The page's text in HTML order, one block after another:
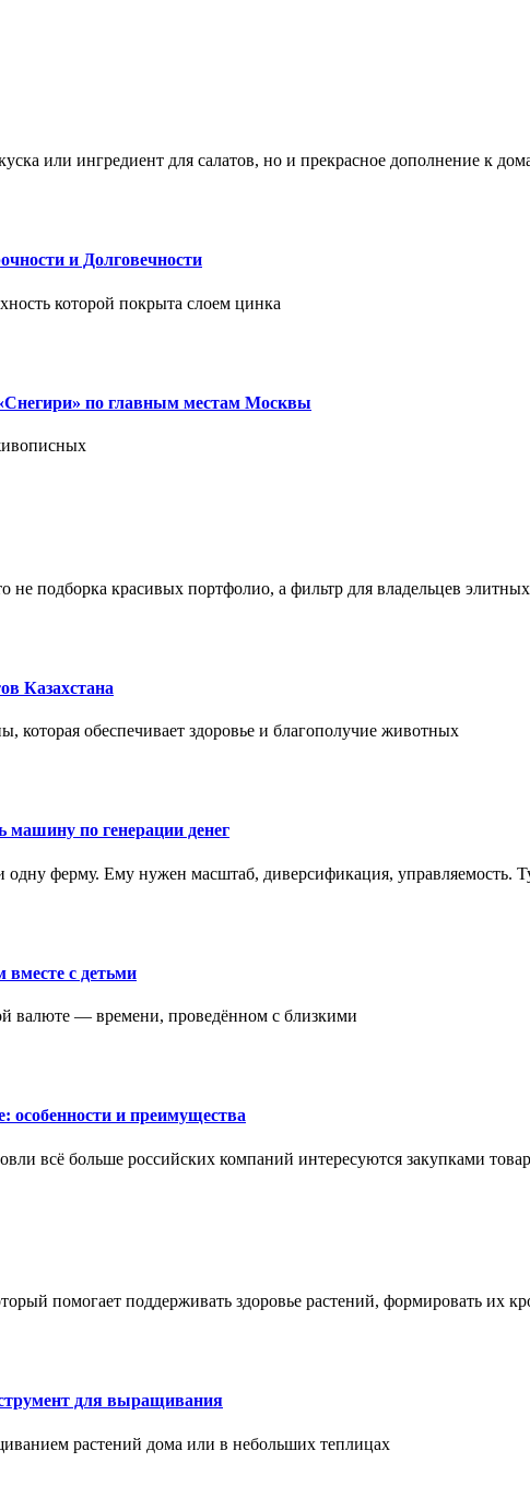
или ингредиент для салатов, но и прекрасное дополнение к
и Долговечности
которой покрыта слоем цинка
по главным местам Москвы
подборка красивых портфолио, а фильтр для владельцев
Казахстана
обеспечивает здоровье и благополучие животных
машину по генерации денег
ферму. Ему нужен масштаб, диверсификация, управляемость.
с детьми
валюте — времени, проведённом с близкими
особенности и преимущества
всё больше российских компаний интересуются закупками
помогает поддерживать здоровье растений, формировать их
для выращивания
растений дома или в небольших теплицах